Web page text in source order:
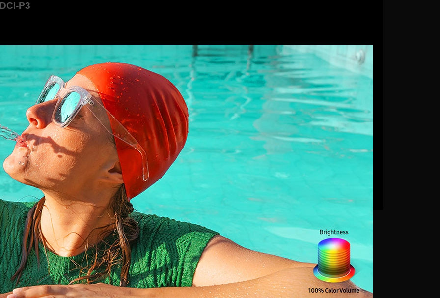
P3
QA55Q70D công nghệ Quantum Dot tiên tiến có khả năng hiển thị 100% dải màu theo tiêu chuẩn DCI-P3.
mang đến cho người xem những trải nghiệm với độ chân thực sống động và rõ nét ở mọi mức độ sáng.